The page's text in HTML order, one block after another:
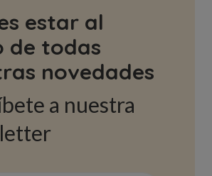
estar al
de todas
novedades
a nuestra